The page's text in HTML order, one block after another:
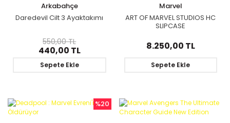
Arkabahçe
Daredevil Cilt 3 Ayaktakımı
440,00 TL
550,00 TL
Sepete Ekle
Marvel
ART OF MARVEL STUDIOS HC
SLIPCASE
8.250,00 TL
Sepete Ekle
%20